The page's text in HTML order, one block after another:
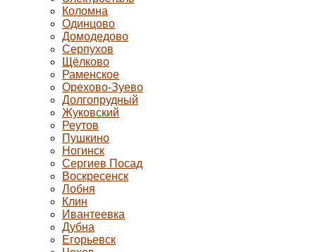
Коломна
Одинцово
Домодедово
Серпухов
Щёлково
Раменское
Орехово-Зуево
Долгопрудный
Жуковский
Реутов
Пушкино
Ногинск
Сергиев Посад
Воскресенск
Лобня
Клин
Ивантеевка
Дубна
Егорьевск